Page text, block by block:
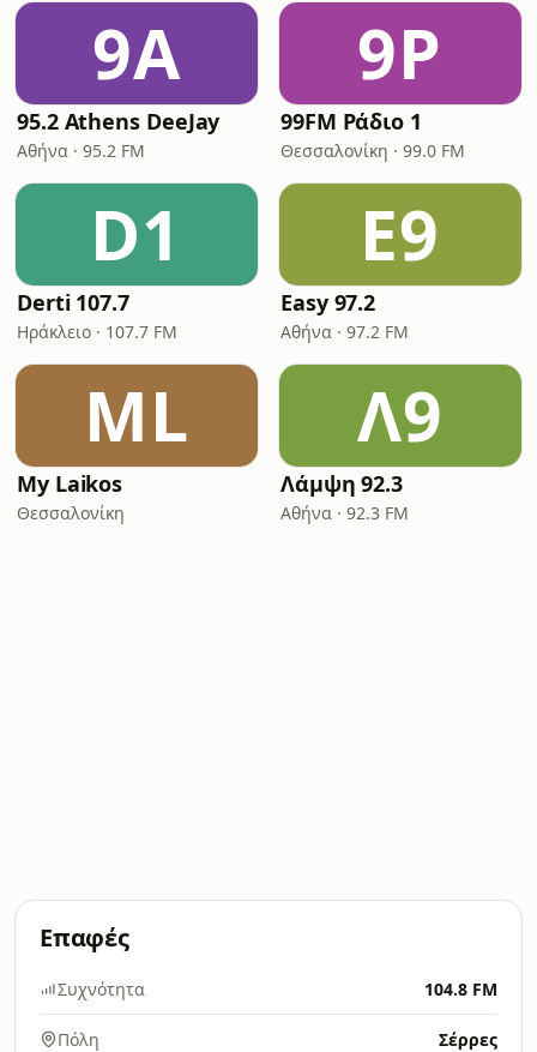
9A
95.2 Athens DeeJay
Αθήνα · 95.2 FM
9Ρ
99FM Ράδιο 1
Θεσσαλονίκη · 99.0 FM
D1
Derti 107.7
Ηράκλειο · 107.7 FM
E9
Easy 97.2
Αθήνα · 97.2 FM
ML
My Laikos
Θεσσαλονίκη
Λ9
Λάμψη 92.3
Αθήνα · 92.3 FM
Επαφές
Συχνότητα 104.8 FM
Πόλη Σέρρες